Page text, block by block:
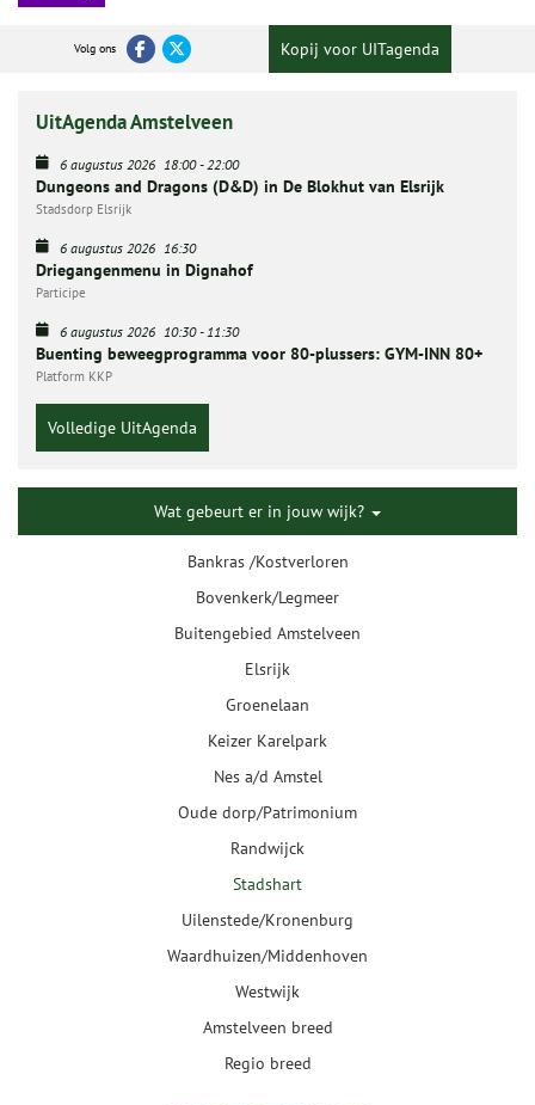
Volg ons Kopij voor UITagenda
UitAgenda Amstelveen
6 augustus 2026 18:00-22:00
Dungeons and Dragons (D&D) in De Blokhut van Elsrijk
Stadsdorp Elsrijk
6 augustus 2026 16:30
Driegangenmenu in Dignahof
Participe
6 augustus 2026 10:30-11:30
Buenting beweegprogramma voor 80-plussers: GYM-INN 80+
Platform KKP
Volledige UitAgenda
Wat gebeurt er in jouw wijk?
Bankras /Kostverloren
Bovenkerk/Legmeer
Buitengebied Amstelveen
Elsrijk
Groenelaan
Keizer Karelpark
Nes a/d Amstel
Oude dorp/Patrimonium
Randwijck
Stadshart
Uilenstede/Kronenburg
Waardhuizen/Middenhoven
Westwijk
Amstelveen breed
Regio breed